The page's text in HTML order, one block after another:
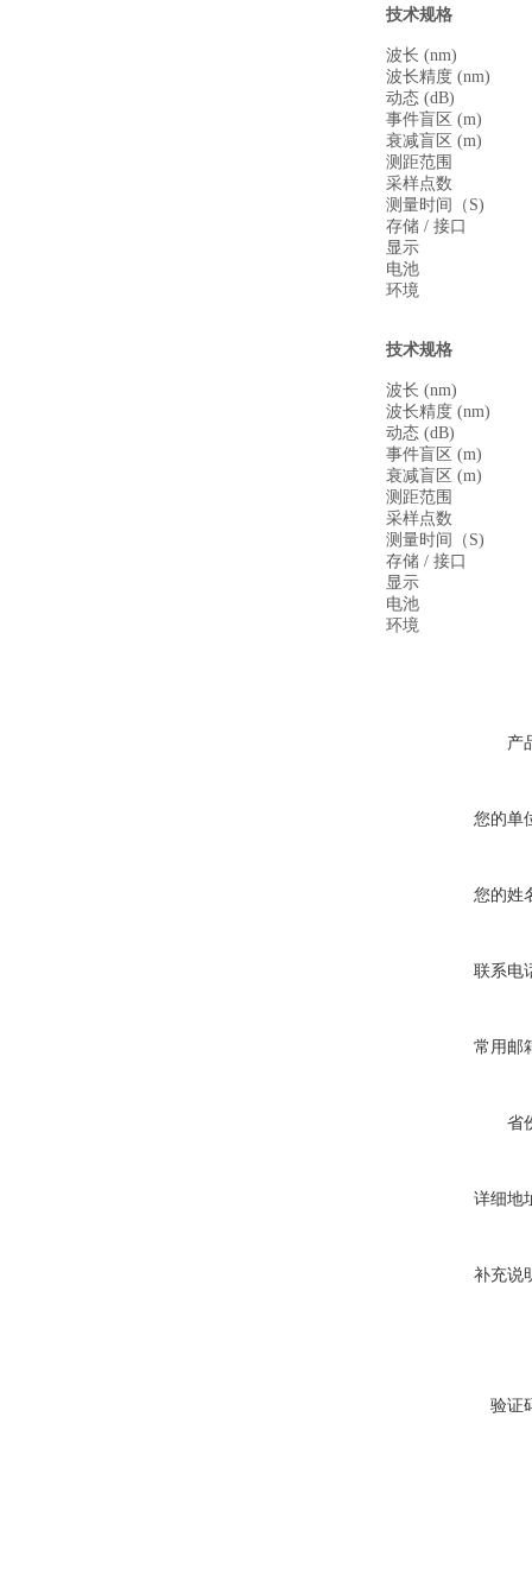
技术规格
波长 (nm)
波长精度 (nm)
动态 (dB)
事件盲区 (m)
衰减盲区 (m)
测距范围
采样点数
测量时间（S)
存储 / 接口
显示
电池
环境
技术规格
波长 (nm)
波长精度 (nm)
动态 (dB)
事件盲区 (m)
衰减盲区 (m)
测距范围
采样点数
测量时间（S)
存储 / 接口
显示
电池
环境
产
您的单
您的姓
联系电
常用邮
省
详细地
补充说
验证